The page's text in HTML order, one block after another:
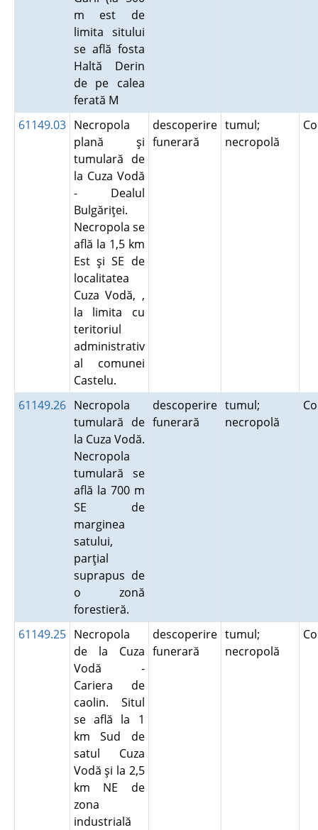
m est de
limita sitului
se află fosta
Haltă Derin
de pe calea
ferată M
61149.03 Necropola
plană şi
tumulară de
la Cuza Vodă
- Dealul
Bulgăriţei.
Necropola se
află la 1,5 km
Est şi SE de
localitatea
Cuza Vodă, ,
la limita cu
teritoriul
administrativ
al comunei
Castelu.
descoperire
funerară
tumul;
necropolă
61149.26 Necropola
tumulară de
la Cuza Vodă.
Necropola
tumulară se
află la 700 m
SE de
marginea
satului,
parţial
suprapus de
o zonă
forestieră.
descoperire
funerară
tumul;
necropolă
61149.25 Necropola
de la Cuza
Vodă -
Cariera de
caolin. Situl
se află la 1
km Sud de
satul Cuza
Vodă şi la 2,5
km NE de
zona
industrială
descoperire
funerară
tumul;
necropolă